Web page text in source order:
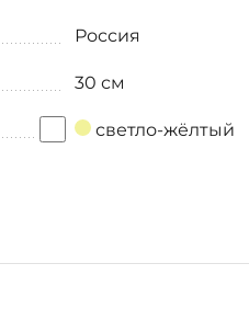
Россия
30 см
светло-жёлтый